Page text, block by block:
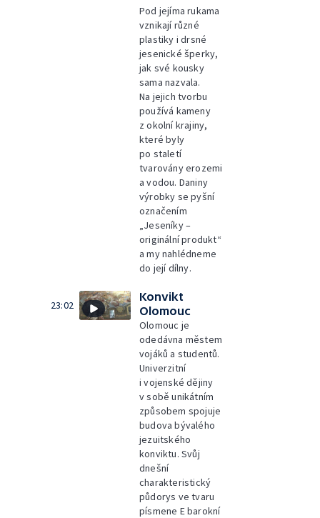
Pod jejíma rukama
vznikají různé
plastiky i drsné
jesenické šperky,
jak své kousky
sama nazvala.
Na jejich tvorbu
používá kameny
z okolní krajiny,
které byly
po staletí
tvarovány erozemi
a vodou. Daniny
výrobky se pyšní
označením
„Jeseníky –
originální produkt“
a my nahlédneme
do její dílny.
23:02
Konvikt
Olomouc
Olomouc je
odedávna městem
vojáků a studentů.
Univerzitní
i vojenské dějiny
v sobě unikátním
způsobem spojuje
budova bývalého
jezuitského
konviktu. Svůj
dnešní
charakteristický
půdorys ve tvaru
písmene E barokní